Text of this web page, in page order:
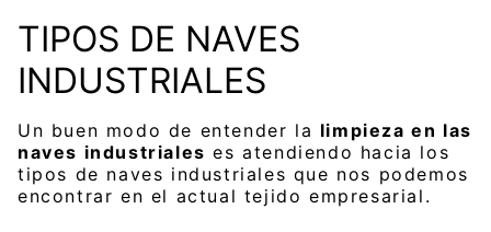
TIPOS DE NAVES
INDUSTRIALES
Un buen modo de entender la limpieza en las
naves industriales es atendiendo hacia los
tipos de naves industriales que nos podemos
encontrar en el actual tejido empresarial.